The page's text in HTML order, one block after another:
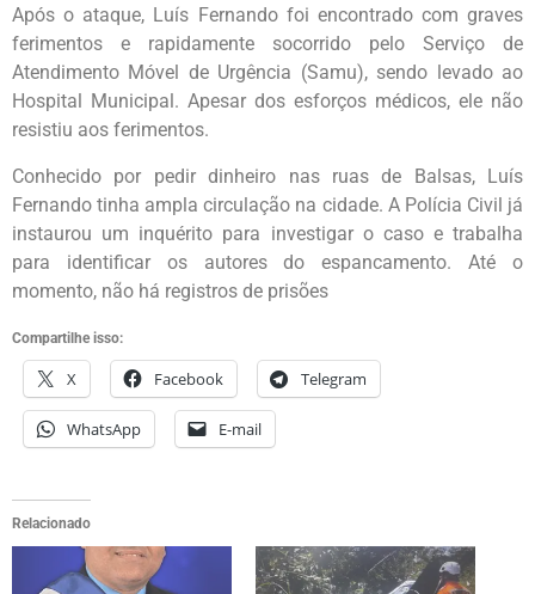
Após o ataque, Luís Fernando foi encontrado com graves
ferimentos e rapidamente socorrido pelo Serviço de
Atendimento Móvel de Urgência (Samu), sendo levado ao
Hospital Municipal. Apesar dos esforços médicos, ele não
resistiu aos ferimentos.
Conhecido por pedir dinheiro nas ruas de Balsas, Luís
Fernando tinha ampla circulação na cidade. A Polícia Civil já
instaurou um inquérito para investigar o caso e trabalha
para identificar os autores do espancamento. Até o
momento, não há registros de prisões
Compartilhe isso:
X Facebook Telegram
WhatsApp E-mail
Relacionado